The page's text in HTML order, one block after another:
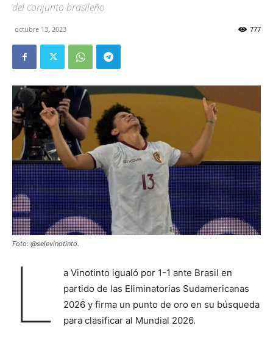
del conjunto brasileño
octubre 13, 2023 777
Foto: @selevinotinto.
L
a Vinotinto igualó por 1-1 ante Brasil en
partido de las Eliminatorias Sudamericanas
2026 y firma un punto de oro en su búsqueda
para clasificar al Mundial 2026.